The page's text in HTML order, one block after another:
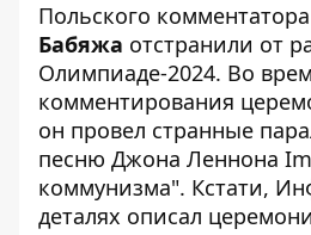
Польского комментатора
Бабяжа отстранили от
Олимпиаде-2024. Во
комментирования
он провел странные
песню Джона Леннона
коммунизма". Кстати,
деталях описал